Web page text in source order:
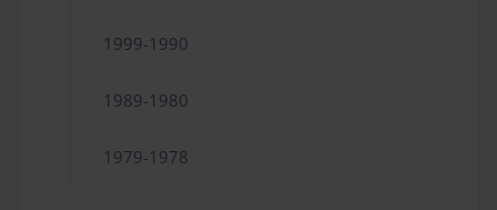
1999-1990
1989-1980
1979-1978